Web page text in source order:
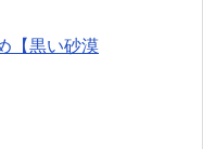
【黒い砂漠